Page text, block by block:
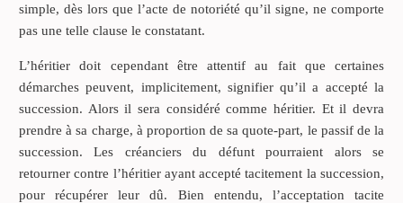
simple, dès lors que l’acte de notoriété qu’il signe, ne comporte
pas une telle clause le constatant.
L’héritier doit cependant être attentif au fait que certaines
démarches peuvent, implicitement, signifier qu’il a accepté la
succession. Alors il sera considéré comme héritier. Et il devra
prendre à sa charge, à proportion de sa quote-part, le passif de la
succession. Les créanciers du défunt pourraient alors se
retourner contre l’héritier ayant accepté tacitement la succession,
pour récupérer leur dû. Bien entendu, l’acceptation tacite